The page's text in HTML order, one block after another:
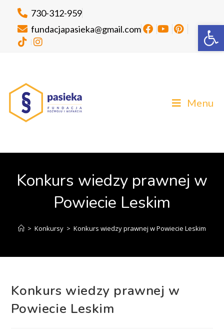
730-312-959
fundacjapasieka@gmail.com
Menu
Konkurs wiedzy prawnej w
Powiecie Leskim
> Konkursy > Konkurs wiedzy prawnej w Powiecie Leskim
Konkurs wiedzy prawnej w
Powiecie Leskim